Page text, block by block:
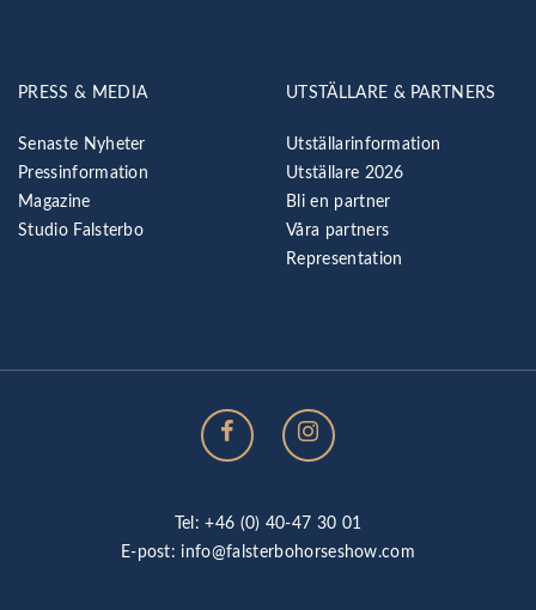
PRESS & MEDIA
Senaste Nyheter
Pressinformation
Magazine
Studio Falsterbo
UTSTÄLLARE & PARTNERS
Utställarinformation
Utställare 2026
Bli en partner
Våra partners
Representation
Tel: +46 (0) 40-47 30 01
E-post: info@falsterbohorseshow.com